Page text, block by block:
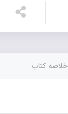
خلاصه کتاب